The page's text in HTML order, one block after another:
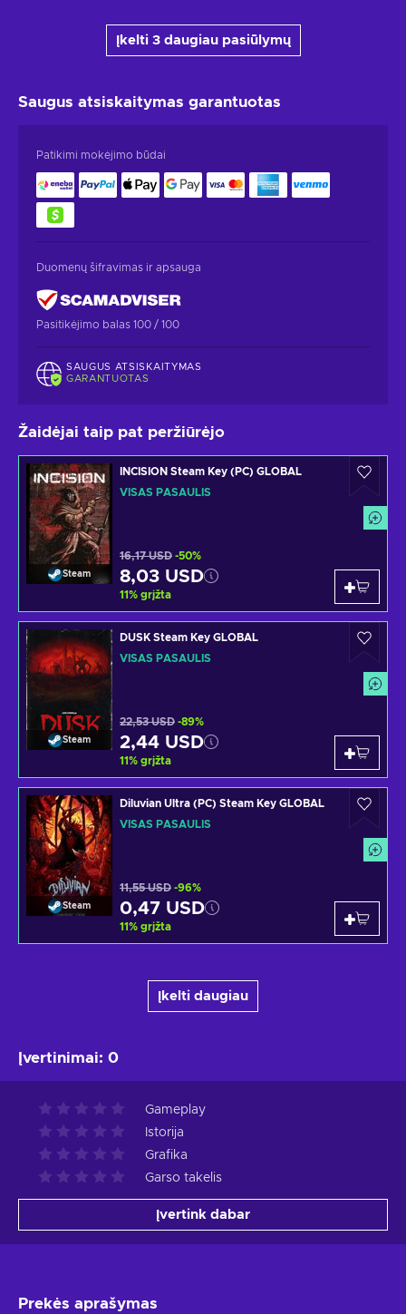
Įkelti 3 daugiau pasiūlymų
Saugus atsiskaitymas garantuotas
Patikimi mokėjimo būdai
Duomenų šifravimas ir apsauga
Pasitikėjimo balas 100 / 100
SAUGUS ATSISKAITYMAS
GARANTUOTAS
Žaidėjai taip pat peržiūrėjo
Steam
INCISION Steam Key (PC) GLOBAL
VISAS PASAULIS
16,17 USD -50%
8,03 USD
11% grįžta
Steam
DUSK Steam Key GLOBAL
VISAS PASAULIS
22,53 USD -89%
2,44 USD
11% grįžta
Steam
Diluvian Ultra (PC) Steam Key GLOBAL
VISAS PASAULIS
11,55 USD -96%
0,47 USD
11% grįžta
Įkelti daugiau
Įvertinimai: 0
Gameplay
Istorija
Grafika
Garso takelis
Įvertink dabar
Prekės aprašymas